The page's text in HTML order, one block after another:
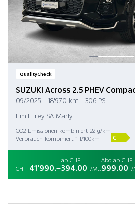
QualityCheck
SUZUKI Across 2.5 PHEV
09/2025 - 18'970 km - 306 PS
Emil Frey SA Marly
CO2-Emissionen kombiniert 22 g/km
Verbrauch kombiniert 1 l/100km
C
CHF 41'990.–
ab CHF
394.00 /Mt.
Abo ab CHF
999.00 /